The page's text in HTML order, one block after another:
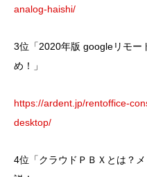
analog-haishi/
3位「2020年版 googleリモー
め！」
https://ardent.jp/rentoffice-
desktop/
4位「クラウドＰＢＸとは？